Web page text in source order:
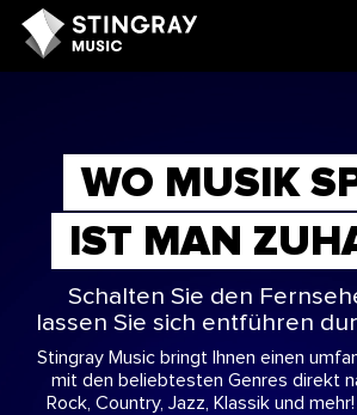
WO MUSIK
IST MAN
Schalten Sie den
lassen Sie sich entführen
Stingray Music bringt Ihnen einen
mit den beliebtesten Genres direkt
Rock, Country, Jazz, Klassik und